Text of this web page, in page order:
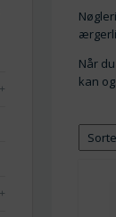
Når
kan